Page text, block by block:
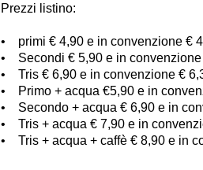
Prezzi listino:
• primi € 4,90 e in convenzione €
• Secondi € 5,90 e in convenzione
• Tris € 6,90 e in convenzione €
• Primo + acqua €5,90 e in
• Secondo + acqua € 6,90 e in
• Tris + acqua € 7,90 e in
• Tris + acqua + caffè € 8,90 e in